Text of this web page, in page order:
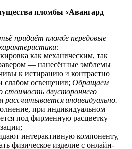
пломбы «Авангард
придаёт пломбе передовые
как механическим, так
— нанесённые эмблемы
к истиранию и контрастно
слабом освещении; Обращаем
стоимость двустороннего
рассчитывается индивидуально.
при индивидуальном
под фирменную расцветку
интерактивную компоненту,
физическое изделие с онлайн-